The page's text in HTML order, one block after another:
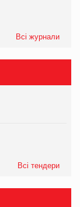
Всі журнали
Всі тендери